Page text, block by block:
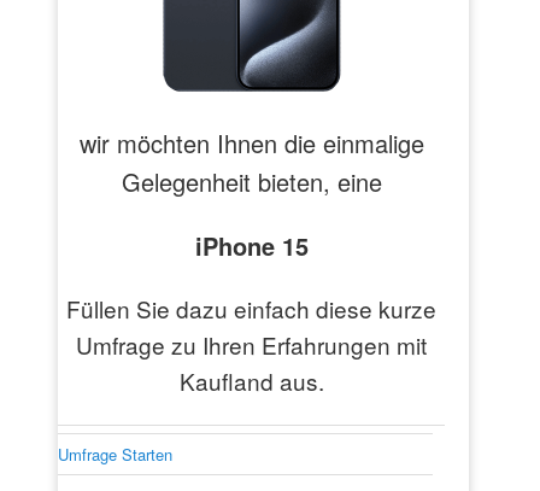
wir möchten Ihnen die einmalige
Gelegenheit bieten, eine
iPhone 15
Füllen Sie dazu einfach diese kurze
Umfrage zu Ihren Erfahrungen mit
Kaufland aus.
Umfrage Starten